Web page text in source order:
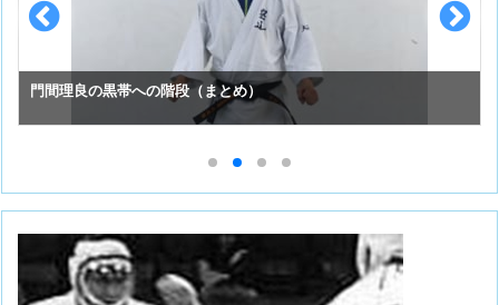
門間理良の黒帯への階段（まとめ）